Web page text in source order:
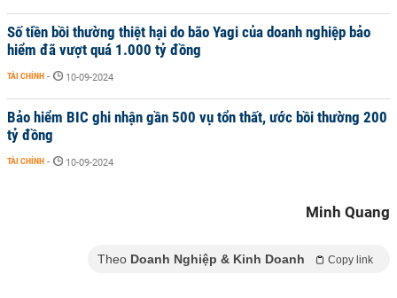
Số tiền bồi thường thiệt hại do bão Yagi của doanh nghiệp bảo
hiểm đã vượt quá 1.000 tỷ đồng
TÀI CHÍNH - 10-09-2024
Bảo hiểm BIC ghi nhận gần 500 vụ tổn thất, ước bồi thường 200
tỷ đồng
TÀI CHÍNH - 10-09-2024
Minh Quang
Theo Doanh Nghiệp & Kinh Doanh Copy link